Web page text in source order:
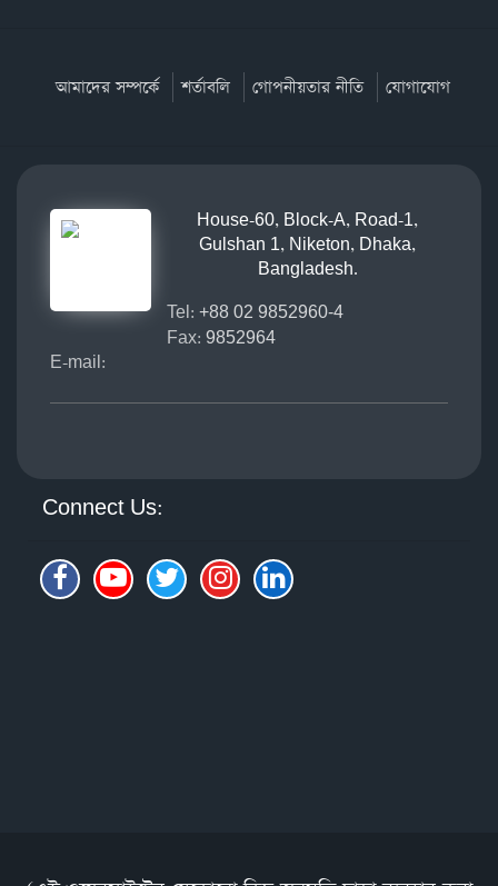
আমাদের সম্পর্কে শর্তাবলি গোপনীয়তার নীতি যোগাযোগ
House-60, Block-A, Road-1,
Gulshan 1, Niketon, Dhaka,
Bangladesh.
Tel: +88 02 9852960-4
Fax: 9852964
E-mail:
Connect Us: